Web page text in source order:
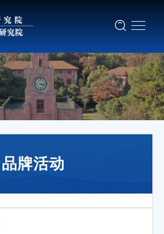
品牌活动